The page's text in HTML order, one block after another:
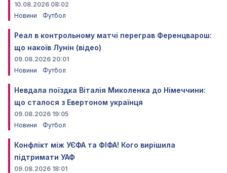
10.08.2026 08:02
Новини
Футбол
Реал в контрольному матчі переграв Ференцварош:
що накоїв Лунін (відео)
09.08.2026 20:01
Новини
Футбол
Невдала поїздка Віталія Миколенка до Німеччини:
що сталося з Евертоном українця
09.08.2026 19:05
Новини
Футбол
Конфлікт між УЄФА та ФІФА! Кого вирішила
підтримати УАФ
09.08.2026 18:01